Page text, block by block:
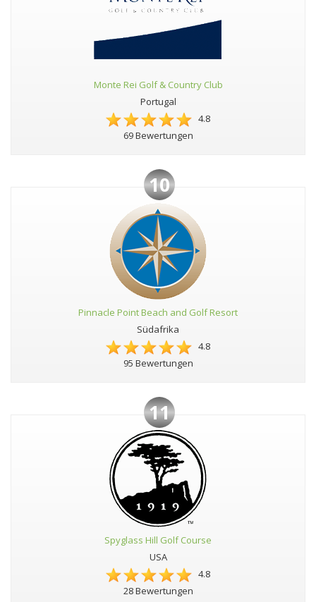
Monte Rei Golf & Country Club
Portugal
4.8
69 Bewertungen
10
Pinnacle Point Beach and Golf Resort
Südafrika
4.8
95 Bewertungen
11
Spyglass Hill Golf Course
USA
4.8
28 Bewertungen